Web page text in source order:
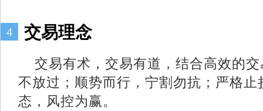
4 交易理念
交易有术，交易有道，结合高效的
不放过；顺势而行，宁割勿抗；严格
态，风控为赢。